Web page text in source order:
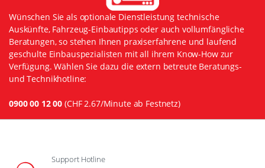
Wünschen Sie als optionale Dienstleistung technische
Auskünfte, Fahrzeug-Einbautipps oder auch vollumfängliche
Beratungen, so stehen Ihnen praxiserfahrene und laufend
geschulte Einbauspezialisten mit all ihrem Know-How zur
Verfügung. Wählen Sie dazu die extern betreute Beratungs-
und Technikhotline:
0900 00 12 00 (CHF 2.67/Minute ab Festnetz)
Support Hotline